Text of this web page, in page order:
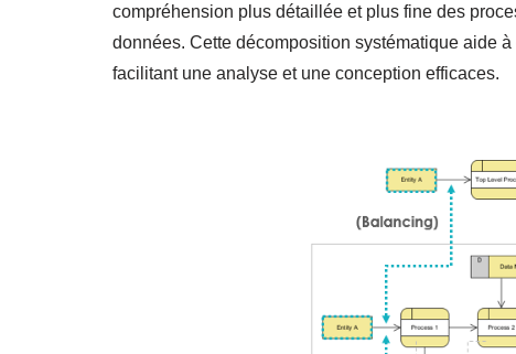
compréhension plus détaillée et plus fine des
données. Cette décomposition systématique aide
facilitant une analyse et une conception efficaces.